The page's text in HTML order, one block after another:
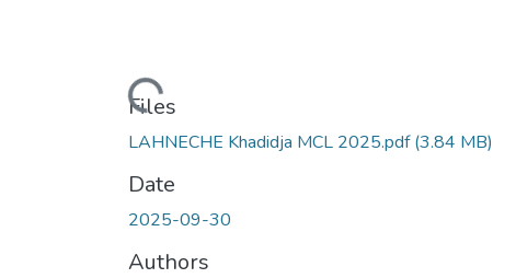
Loading...
Files
LAHNECHE Khadidja MCL 2025.pdf(3.84 MB)
Date
2025-09-30
Authors